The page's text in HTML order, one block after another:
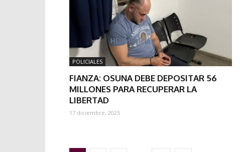
POLICIALES
FIANZA: OSUNA DEBE DEPOSITAR 56
MILLONES PARA RECUPERAR LA
LIBERTAD
17 diciembre, 2025